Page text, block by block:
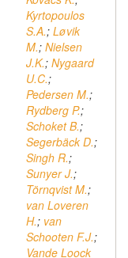
Kyrtopoulos
S.A.; Løvik
M.; Nielsen
J.K.; Nygaard
U.C.;
Pedersen M.;
Rydberg P.;
Schoket B.;
Segerbäck D.;
Singh R.;
Sunyer J.;
Törnqvist M.;
van Loveren
H.; van
Schooten F.J.;
Vande Loock